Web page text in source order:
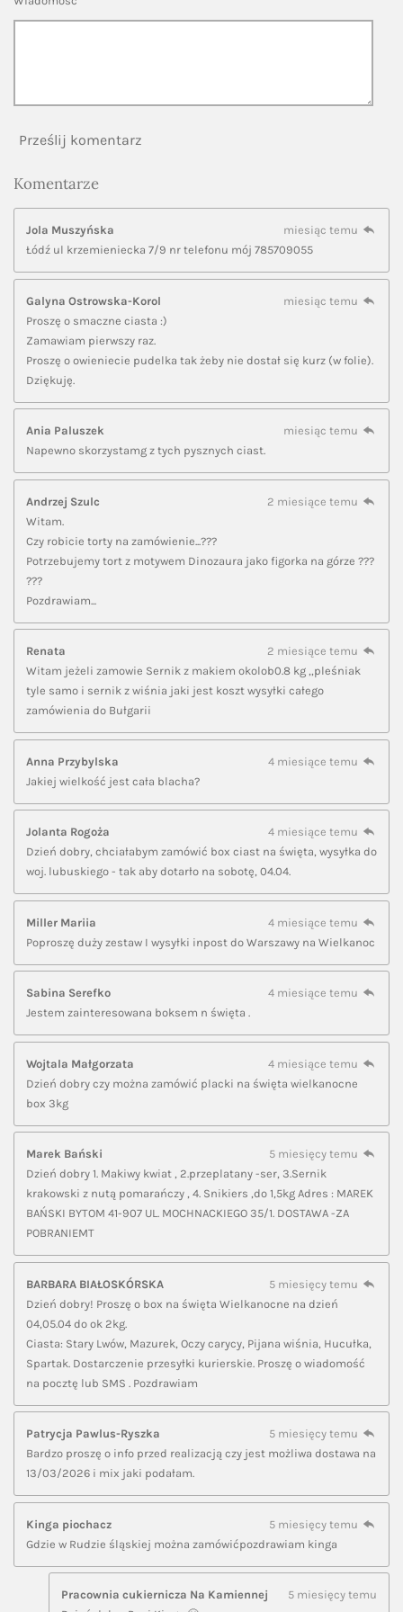
Prześlij komentarz
Komentarze
Jola Muszyńska
miesiąc temu
Łódź ul krzemieniecka 7/9 nr telefonu mój 785709055
Galyna Ostrowska-Korol
miesiąc temu
Proszę o smaczne ciasta :)
Zamawiam pierwszy raz.
Proszę o owieniecie pudelka tak żeby nie dostał się kurz (w folie).
Dziękuję.
Ania Paluszek
miesiąc temu
Napewno skorzystamg z tych pysznych ciast.
Andrzej Szulc
2 miesiące temu
Witam.
Czy robicie torty na zamówienie...???
Potrzebujemy tort z motywem Dinozaura jako figorka na górze ???
???
Pozdrawiam...
Renata
2 miesiące temu
Witam jeżeli zamowie Sernik z makiem okolob0.8 kg ,,pleśniak
tyle samo i sernik z wiśnia jaki jest koszt wysyłki całego
zamówienia do Bułgarii
Anna Przybylska
4 miesiące temu
Jakiej wielkość jest cała blacha?
Jolanta Rogoża
4 miesiące temu
Dzień dobry, chciałabym zamówić box ciast na święta, wysyłka do
woj. lubuskiego - tak aby dotarło na sobotę, 04.04.
Miller Mariia
4 miesiące temu
Poproszę duży zestaw I wysyłki inpost do Warszawy na Wielkanoc
Sabina Serefko
4 miesiące temu
Jestem zainteresowana boksem n święta .
Wojtala Małgorzata
4 miesiące temu
Dzień dobry czy można zamówić placki na święta wielkanocne
box 3kg
Marek Bański
5 miesięcy temu
Dzień dobry 1. Makiwy kwiat , 2.przeplatany -ser, 3.Sernik
krakowski z nutą pomarańczy , 4. Snikiers ,do 1,5kg Adres : MAREK
BAŃSKI BYTOM 41-907 UL. MOCHNACKIEGO 35/1. DOSTAWA -ZA
POBRANIEMT
BARBARA BIAŁOSKÓRSKA
5 miesięcy temu
Dzień dobry! Proszę o box na święta Wielkanocne na dzień
04,05.04 do ok 2kg.
Ciasta: Stary Lwów, Mazurek, Oczy carycy, Pijana wiśnia, Hucułka,
Spartak. Dostarczenie przesyłki kurierskie. Proszę o wiadomość
na pocztę lub SMS . Pozdrawiam
Patrycja Pawlus-Ryszka
5 miesięcy temu
Bardzo proszę o info przed realizacją czy jest możliwa dostawa na
13/03/2026 i mix jaki podałam.
Kinga piochacz
5 miesięcy temu
Gdzie w Rudzie śląskiej można zamówićpozdrawiam kinga
Pracownia cukiernicza Na Kamiennej
5 miesięcy temu